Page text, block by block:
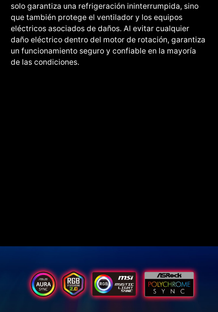
solo garantiza una refrigeración ininterrumpida, sino
que también protege el ventilador y los equipos
eléctricos asociados de daños. Al evitar cualquier
daño eléctrico dentro del motor de rotación, garantiza
un funcionamiento seguro y confiable en la mayoría
de las condiciones.